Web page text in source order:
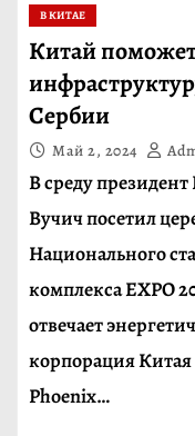
В КИТАЕ
Китай
Сербии
Май 2, 2024
В среду
Вучич посетил
Национального
комплекса EXPO
отвечает
корпорация Китая
Phoenix…